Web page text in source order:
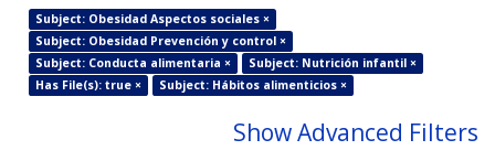
Subject: Obesidad Aspectos sociales ×
Subject: Obesidad Prevención y control ×
Subject: Conducta alimentaria ×
Subject: Nutrición infantil ×
Has File(s): true ×
Subject: Hábitos alimenticios ×
Show Advanced Filters